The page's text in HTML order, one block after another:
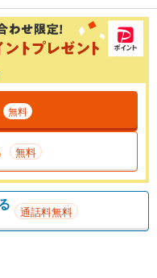
無料
無料
通話料無料